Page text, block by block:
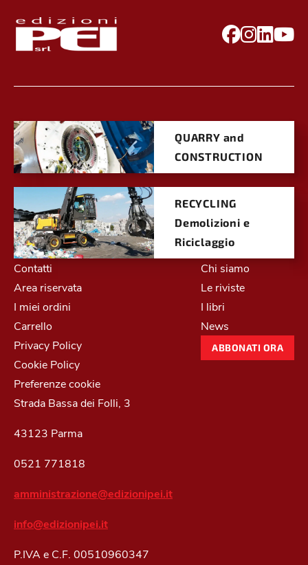
QUARRY and
CONSTRUCTION
RECYCLING
Demolizioni e
Riciclaggio
Contatti
Area riservata
I miei ordini
Carrello
Privacy Policy
Cookie Policy
Preferenze cookie
Chi siamo
Le riviste
I libri
News
ABBONATI ORA
Strada Bassa dei Folli, 3
43123 Parma
0521 771818
amministrazione@edizionipei.it
info@edizionipei.it
P.IVA e C.F. 00510960347